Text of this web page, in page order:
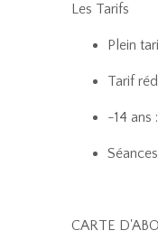
Les Tarifs
Plein
Tarif
-14 ans :
CARTE